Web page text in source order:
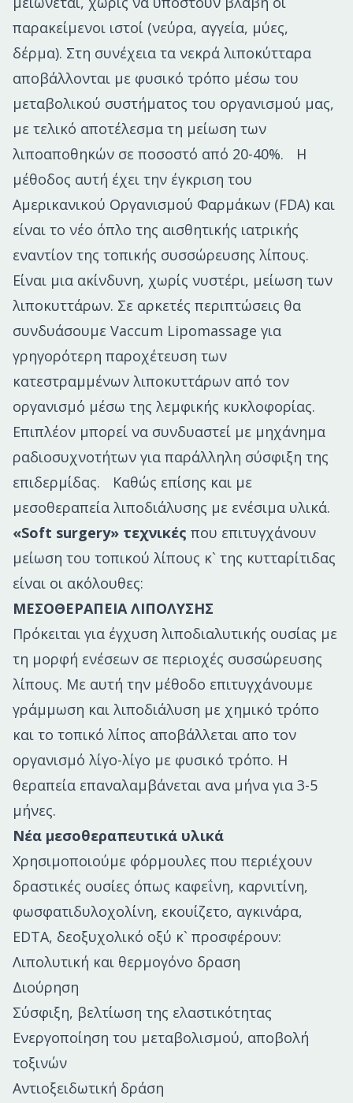
παρακείμενοι ιστοί (νεύρα, αγγεία, μύες,
δέρμα). Στη συνέχεια τα νεκρά λιποκύτταρα
αποβάλλονται με φυσικό τρόπο μέσω του
μεταβολικού συστήματος του οργανισμού μας,
με τελικό αποτέλεσμα τη μείωση των
λιποαποθηκών σε ποσοστό από 20-40%. Η
μέθοδος αυτή έχει την έγκριση του
Αμερικανικού Οργανισμού Φαρμάκων (FDA) και
είναι το νέο όπλο της αισθητικής ιατρικής
εναντίον της τοπικής συσσώρευσης λίπους.
Είναι μια ακίνδυνη, χωρίς νυστέρι, μείωση των
λιποκυττάρων. Σε αρκετές περιπτώσεις θα
συνδυάσουμε Vaccum Lipomassage για
γρηγορότερη παροχέτευση των
κατεστραμμένων λιποκυττάρων από τον
οργανισμό μέσω της λεμφικής κυκλοφορίας.
Επιπλέον μπορεί να συνδυαστεί με μηχάνημα
ραδιοσυχνοτήτων για παράλληλη σύσφιξη της
επιδερμίδας. Καθώς επίσης και με
μεσοθεραπεία λιποδιάλυσης με ενέσιμα υλικά.
«Soft surgery» τεχνικές που επιτυγχάνουν
μείωση του τοπικού λίπους κ` της κυτταρίτιδας
είναι οι ακόλουθες:
ΜΕΣΟΘΕΡΑΠΕΙΑ ΛΙΠΟΛΥΣΗΣ
Πρόκειται για έγχυση λιποδιαλυτικής ουσίας με
τη μορφή ενέσεων σε περιοχές συσσώρευσης
λίπους. Με αυτή την μέθοδο επιτυγχάνουμε
γράμμωση και λιποδιάλυση με χημικό τρόπο
και το τοπικό λίπος αποβάλλεται απο τον
οργανισμό λίγο-λίγο με φυσικό τρόπο. Η
θεραπεία επαναλαμβάνεται ανα μήνα για 3-5
μήνες.
Νέα μεσοθεραπευτικά υλικά
Χρησιμοποιούμε φόρμουλες που περιέχουν
δραστικές ουσίες όπως καφεΐνη, καρνιτίνη,
φωσφατιδυλοχολίνη, εκουίζετο, αγκινάρα,
EDTA, δεοξυχολικό οξύ κ` προσφέρουν:
Λιπολυτική και θερμογόνο δραση
Διούρηση
Σύσφιξη, βελτίωση της ελαστικότητας
Ενεργοποίηση του μεταβολισμού, αποβολή
τοξινών
Αντιοξειδωτική δράση